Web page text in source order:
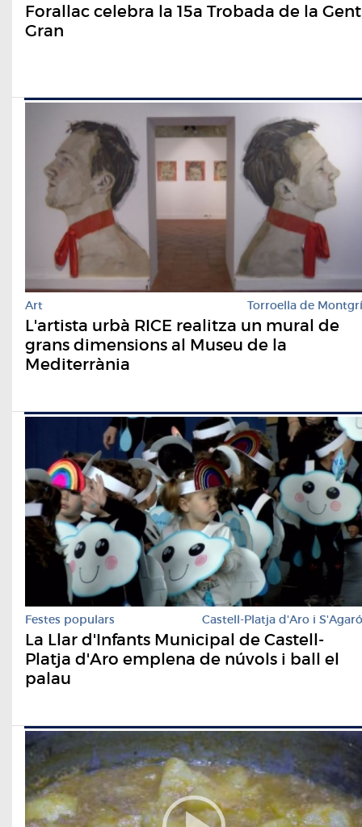
Forallac celebra la 15a Trobada de la Gent
Gran
Art Torroella de Montgrí
L'artista urbà RICE realitza un mural de
grans dimensions al Museu de la
Mediterrània
Festes populars Castell-Platja d'Aro i S'Agaró
La Llar d'Infants Municipal de Castell-
Platja d'Aro emplena de núvols i ball el
palau